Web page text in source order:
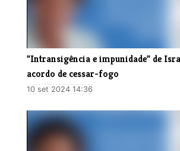
"Intransigência e impunidade" de
acordo de cessar-fogo
10 set 2024 14:36